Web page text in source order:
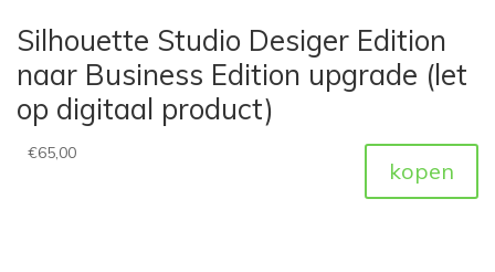
Silhouette Studio Desiger Edition
naar Business Edition upgrade (let
op digitaal product)
€65,00
kopen